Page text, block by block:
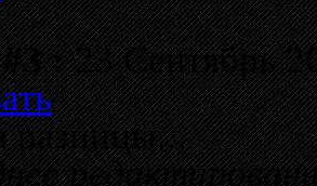
:23 Сентябрь
разницы...